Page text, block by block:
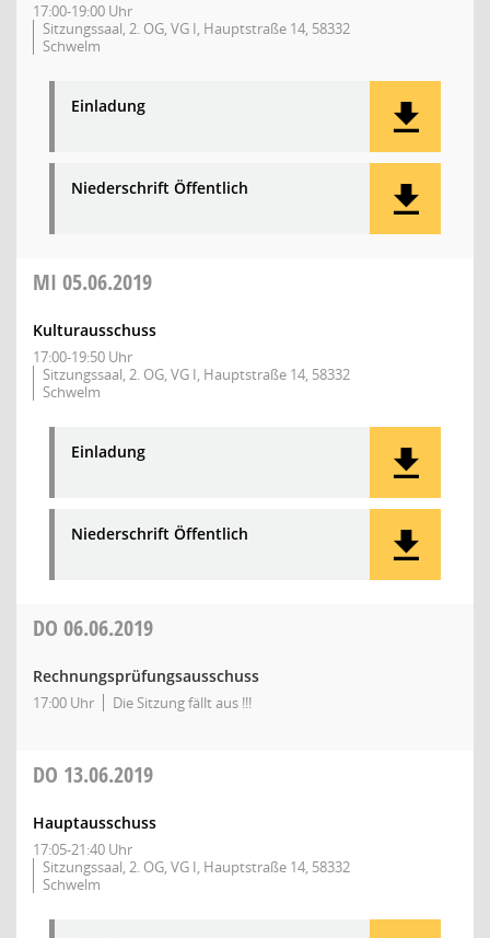
17:00-19:00 Uhr
Sitzungssaal, 2. OG, VG I, Hauptstraße 14, 58332
Schwelm
Einladung
Niederschrift Öffentlich
MI 05.06.2019
Kulturausschuss
17:00-19:50 Uhr
Sitzungssaal, 2. OG, VG I, Hauptstraße 14, 58332
Schwelm
Einladung
Niederschrift Öffentlich
DO 06.06.2019
Rechnungsprüfungsausschuss
17:00 Uhr Die Sitzung fällt aus !!!
DO 13.06.2019
Hauptausschuss
17:05-21:40 Uhr
Sitzungssaal, 2. OG, VG I, Hauptstraße 14, 58332
Schwelm